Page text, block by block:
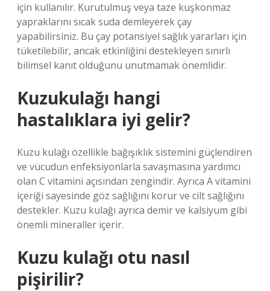
için kullanılır. Kurutulmuş veya taze kuşkonmaz
yapraklarını sıcak suda demleyerek çay
yapabilirsiniz. Bu çay potansiyel sağlık yararları için
tüketilebilir, ancak etkinliğini destekleyen sınırlı
bilimsel kanıt olduğunu unutmamak önemlidir.
Kuzukulağı hangi
hastalıklara iyi gelir?
Kuzu kulağı özellikle bağışıklık sistemini güçlendiren
ve vücudun enfeksiyonlarla savaşmasına yardımcı
olan C vitamini açısından zengindir. Ayrıca A vitamini
içeriği sayesinde göz sağlığını korur ve cilt sağlığını
destekler. Kuzu kulağı ayrıca demir ve kalsiyum gibi
önemli mineraller içerir.
Kuzu kulağı otu nasıl
pişirilir?